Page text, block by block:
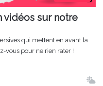
vidéos sur notre
qui mettent en avant la
vous pour ne rien rater !